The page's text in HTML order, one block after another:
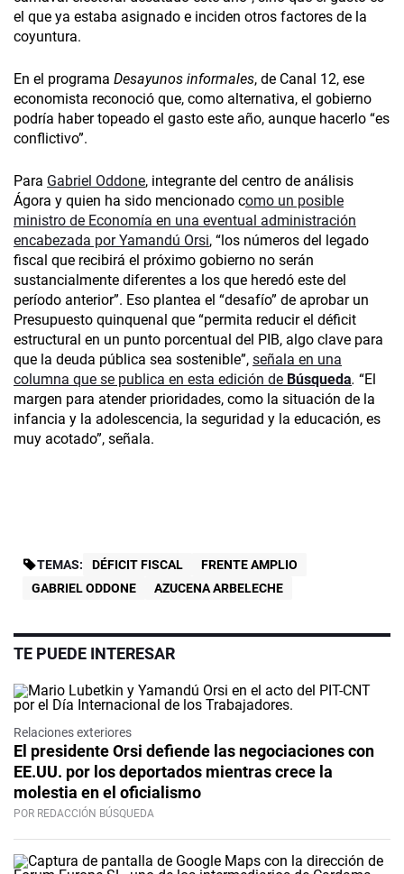
el que ya estaba asignado e inciden otros factores de la
coyuntura.
En el programa Desayunos informales, de Canal 12, ese
economista reconoció que, como alternativa, el gobierno
podría haber topeado el gasto este año, aunque hacerlo “es
conflictivo”.
Para Gabriel Oddone, integrante del centro de análisis
Ágora y quien ha sido mencionado como un posible
ministro de Economía en una eventual administración
encabezada por Yamandú Orsi, “los números del legado
fiscal que recibirá el próximo gobierno no serán
sustancialmente diferentes a los que heredó este del
período anterior”. Eso plantea el “desafío” de aprobar un
Presupuesto quinquenal que “permita reducir el déficit
estructural en un punto porcentual del PIB, algo clave para
que la deuda pública sea sostenible”, señala en una
columna que se publica en esta edición de Búsqueda. “El
margen para atender prioridades, como la situación de la
infancia y la adolescencia, la seguridad y la educación, es
muy acotado”, señala.
TEMAS: DÉFICIT FISCAL
FRENTE AMPLIO
GABRIEL ODDONE
AZUCENA ARBELECHE
TE PUEDE INTERESAR
Relaciones exteriores
El presidente Orsi defiende las negociaciones con
EE.UU. por los deportados mientras crece la
molestia en el oficialismo
POR REDACCIÓN BÚSQUEDA